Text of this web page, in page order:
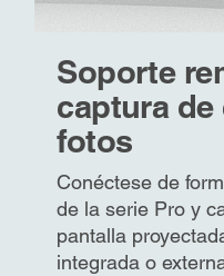
Soporte
captura de
fotos
Conéctese de
de la serie Pro y
pantalla
integrada o